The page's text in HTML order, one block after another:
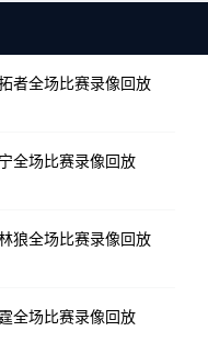
者全场比赛录像回放
全场比赛录像回放
狼全场比赛录像回放
全场比赛录像回放